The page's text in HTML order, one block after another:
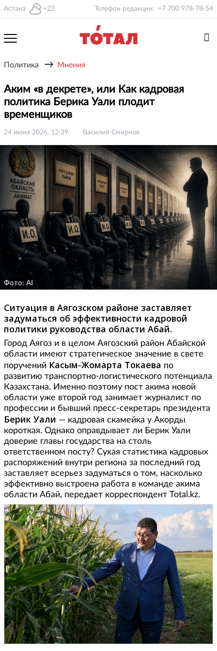
Астана +22 Телефон редакции: +7 700 978-78-54
Политика → Мнения
Аким «в декрете», или Как кадровая
политика Берика Уали плодит
временщиков
24 июня 2026, 12:39 Василий Смирнов
Фото: AI
Ситуация в Аягозском районе заставляет
задуматься об эффективности кадровой
политики руководства области Абай.
Город Аягоз и в целом Аягозский район Абайской
области имеют стратегическое значение в свете
поручений Касым-Жомарта Токаева по
развитию транспортно-логистического потенциала
Казахстана. Именно поэтому пост акима новой
области уже второй год занимает журналист по
профессии и бывший пресс-секретарь президента
Берик Уали — кадровая скамейка у Акорды
короткая. Однако оправдывает ли Берик Уали
доверие главы государства на столь
ответственном посту? Сухая статистика кадровых
распоряжений внутри региона за последний год
заставляет всерьез задуматься о том, насколько
эффективно выстроена работа в команде акима
области Абай, передает корреспондент Total.kz.